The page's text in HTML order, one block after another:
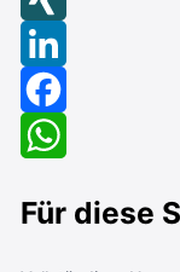
XING
LinkedIn
Facebook
Für diese